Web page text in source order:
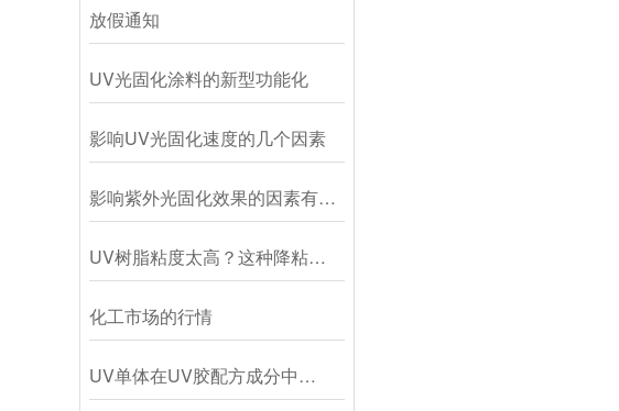
放假通知
UV光固化涂料的新型功能化
影响UV光固化速度的几个因素
影响紫外光固化效果的因素有…
UV树脂粘度太高？这种降粘…
化工市场的行情
UV单体在UV胶配方成分中…